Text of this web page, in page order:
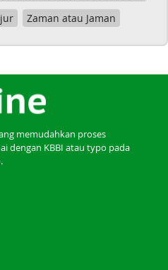
Zaman atau Jaman
memudahkan proses
dengan KBBI atau typo pada